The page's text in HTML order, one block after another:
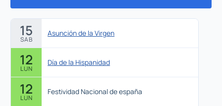
15
SAB
Asunción de la Virgen
12
LUN
Día de la Hispanidad
12
LUN
Festividad Nacional de españa